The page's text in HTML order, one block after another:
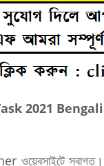
2021
স্বাগত।